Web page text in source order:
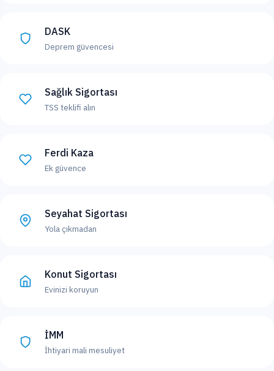
DASK
Deprem güvencesi
Sağlık Sigortası
TSS teklifi alın
Ferdi Kaza
Ek güvence
Seyahat Sigortası
Yola çıkmadan
Konut Sigortası
Evinizi koruyun
İMM
İhtiyari mali mesuliyet